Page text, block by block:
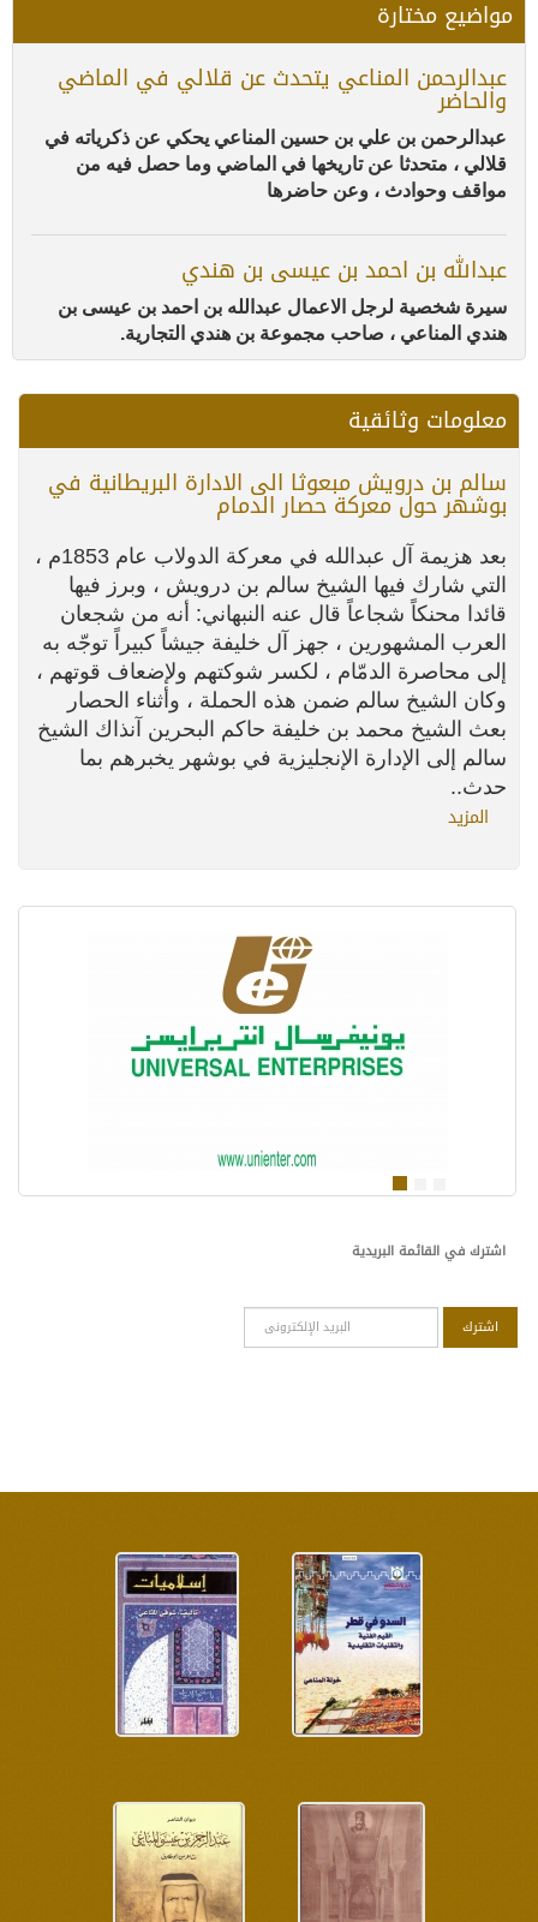
مواضيع مختارة
عبدالرحمن المناعي يتحدث عن قلالي في الماضي
والحاضر
عبدالرحمن بن علي بن حسين المناعي يحكي عن ذكرياته في
قلالي ، متحدثا عن تاريخها في الماضي وما حصل فيه من
مواقف وحوادث ، وعن حاضرها
عبدالله بن احمد بن عيسى بن هندي
سيرة شخصية لرجل الاعمال عبدالله بن احمد بن عيسى بن
هندي المناعي ، صاحب مجموعة بن هندي التجارية.
معلومات وثائقية
سالم بن درويش مبعوثا الى الادارة البريطانية في
بوشهر حول معركة حصار الدمام
بعد هزيمة آل عبدالله في معركة الدولاب عام 1853م ،
التي شارك فيها الشيخ سالم بن درويش ، وبرز فيها
قائدا محنكاً شجاعاً قال عنه النبهاني: أنه من شجعان
العرب المشهورين ، جهز آل خليفة جيشاً كبيراً توجّه به
إلى محاصرة الدمّام ، لكسر شوكتهم ولإضعاف قوتهم ،
وكان الشيخ سالم ضمن هذه الحملة ، وأثناء الحصار
بعث الشيخ محمد بن خليفة حاكم البحرين آنذاك الشيخ
سالم إلى الإدارة الإنجليزية في بوشهر يخبرهم بما
حدث..
المزيد
اشترك في القائمة البريدية
اشترك